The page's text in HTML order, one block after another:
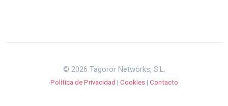
© 2026 Tagoror Networks, S.L.
Política de Privacidad | Cookies| Contacto